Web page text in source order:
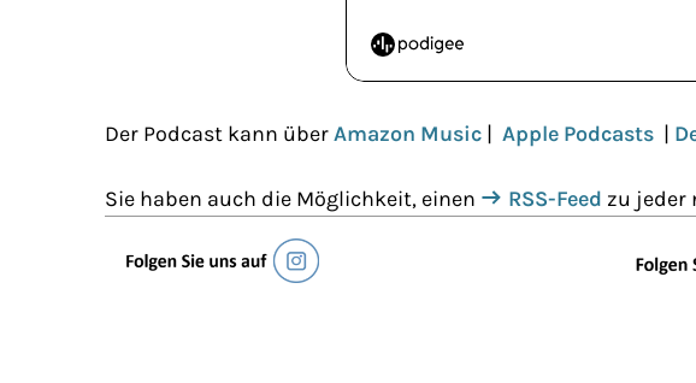
Der Podcast kann überAmazon Music | Apple Podcasts |
Sie haben auch die Möglichkeit, einen RSS-Feed zu jeder